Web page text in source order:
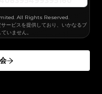
All Rights Reserved.
ービスを提供しており、いかなるブ
いません。